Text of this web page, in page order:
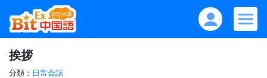
挨拶
分類： 日常会話